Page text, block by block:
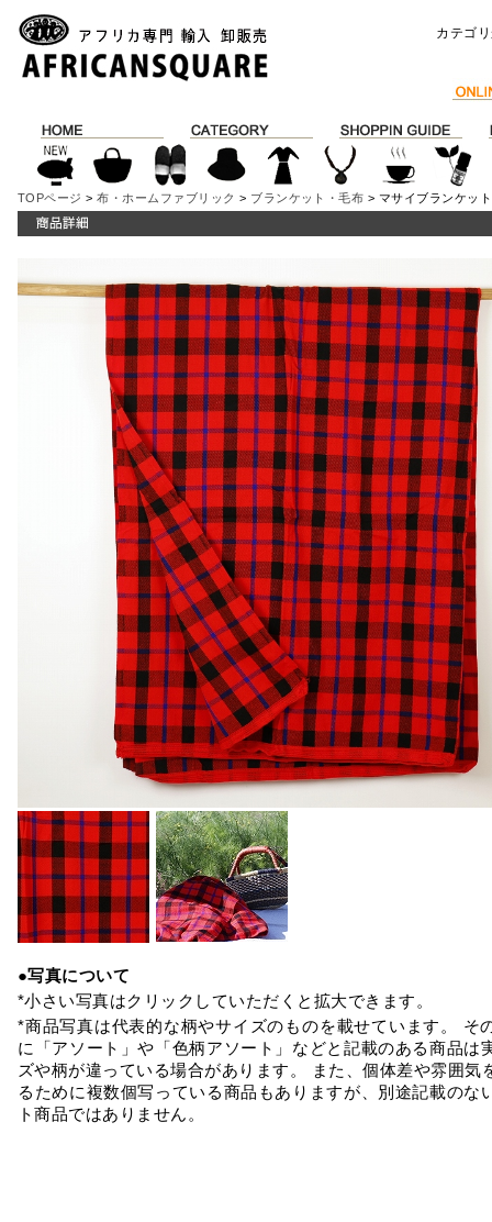
カテゴ
TOPページ >布・ホームファブリック > ブランケット・毛布 > マサイブランケッ
●写真について
*小さい写真はクリックしていただくと拡大できます。
*商品写真は代表的な柄やサイズのものを載せています。 そ
に「アソート」や「色柄アソート」などと記載のある商品は
ズや柄が違っている場合があります。 また、個体差や雰囲気
るために複数個写っている商品もありますが、別途記載のな
ト商品ではありません。